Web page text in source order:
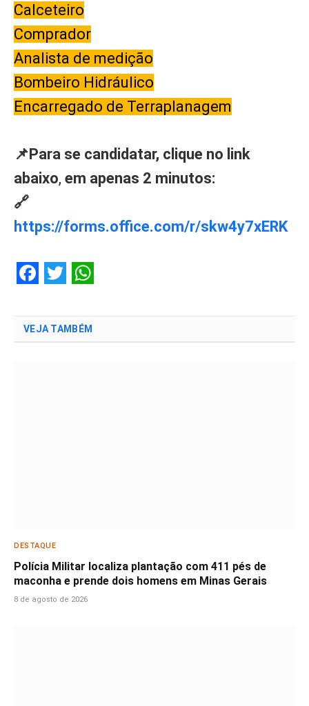
Calceteiro
Comprador
Analista de medição
Bombeiro Hidráulico
Encarregado de Terraplanagem
📌Para se candidatar, clique no link
abaixo, em apenas 2 minutos:
🔗
https://forms.office.com/r/skw4y7xERK
VEJA TAMBÉM
DESTAQUE
Polícia Militar localiza plantação com 411 pés de
maconha e prende dois homens em Minas Gerais
8 de agosto de 2026